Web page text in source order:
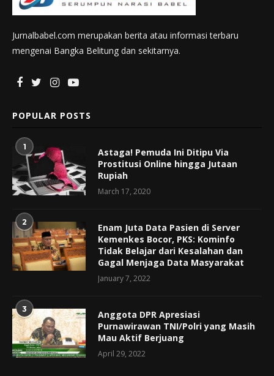
Jurnalbabel.com merupakan berita atau informasi terbaru
mengenai Bangka Belitung dan sekitarnya.
POPULAR POSTS
1
Astaga! Pemuda Ini Ditipu Via
Prostitusi Online hingga Jutaan
Rupiah
March 17, 2020
2
Enam Juta Data Pasien di Server
Kemenkes Bocor, PKS: Kominfo
Tidak Belajar dari Kesalahan dan
Gagal Menjaga Data Masyarakat
January 7, 2022
3
Anggota DPR Apresiasi
Purnawirawan TNI/Polri yang Masih
Mau Aktif Berjuang
April 29, 2022